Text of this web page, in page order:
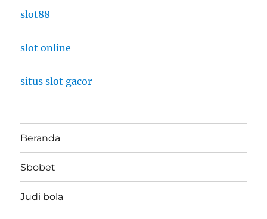
slot88
slot online
situs slot gacor
Beranda
Sbobet
Judi bola